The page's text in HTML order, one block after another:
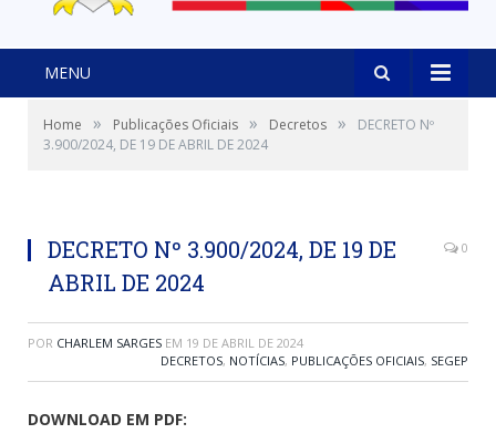
MENU
Home » Publicações Oficiais » Decretos »
DECRETO Nº
3.900/2024, DE 19 DE ABRIL DE 2024
DECRETO Nº 3.900/2024, DE 19 DE
ABRIL DE 2024
0
POR CHARLEM SARGES EM 19 DE ABRIL DE 2024
DECRETOS, NOTÍCIAS, PUBLICAÇÕES OFICIAIS, SEGEP
DOWNLOAD EM PDF: